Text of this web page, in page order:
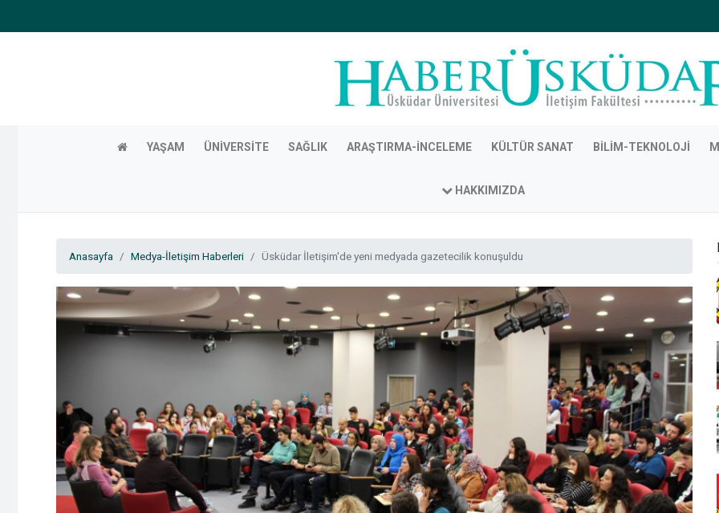
YAŞAM ÜNIVERSITE SAĞLIK ARAŞTIRMA-İNCELEME KÜLTÜR SANAT BILIM-TEKNOLOJI
HAKKIMIZDA
Anasayfa Medya-İletişim Haberleri Üsküdar İletişim'de yeni medyada gazetecilik konuşuldu